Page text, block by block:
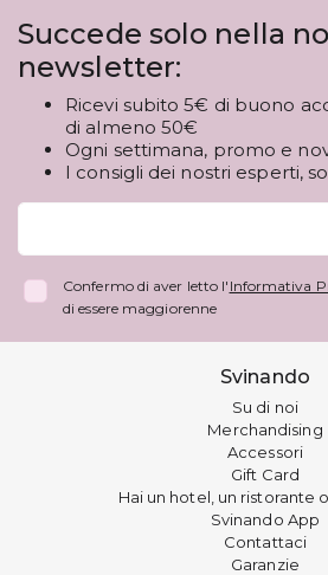
Succede solo nella
newsletter:
Ricevi subito 5€ di buono
di almeno 50€
Ogni settimana, promo e
I consigli dei nostri esperti,
Confermo di aver letto l' Informativa
di essere maggiorenne
Svinando
Su di noi
Merchandising
Accessori
Gift Card
Hai un hotel, un ristorante
Svinando App
Contattaci
Garanzie